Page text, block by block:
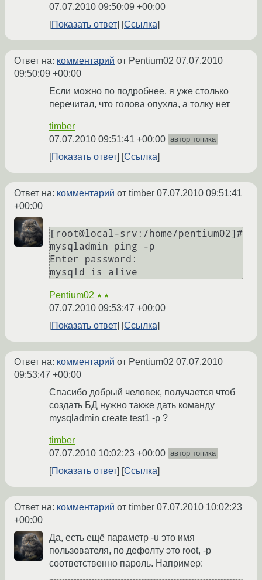
07.07.2010 09:50:09 +00:00
Показать ответ
Ссылка
Ответ на: комментарий от Pentium02 07.07.2010
09:50:09 +00:00
Если можно по подробнее, я уже столько
перечитал, что голова опухла, а толку нет
timber
07.07.2010 09:51:41 +00:00 автор топика
Показать ответ Ссылка
Ответ на: комментарий от timber 07.07.2010 09:51:41
+00:00
[root@local-srv:/home/pentium02]#
mysqladmin ping -p
Enter password:
mysqld is alive
Pentium02 ★★
07.07.2010 09:53:47 +00:00
Показать ответ
Ссылка
Ответ на: комментарий от Pentium02 07.07.2010
09:53:47 +00:00
Спасибо добрый человек, получается чтоб
создать БД нужно также дать команду
mysqladmin create test1 -p ?
timber
07.07.2010 10:02:23 +00:00 автор топика
Показать ответ Ссылка
Ответ на: комментарий от timber 07.07.2010 10:02:23
+00:00
Да, есть ещё параметр -u это имя
пользователя, по дефолту это root, -p
соответственно пароль. Например: